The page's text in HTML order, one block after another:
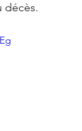
décès.